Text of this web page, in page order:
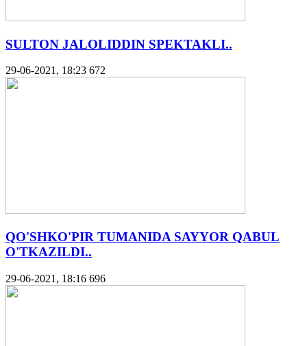
SULTON JALOLIDDIN SPEKTAKLI..
29-06-2021, 18:23 672
QO'SHKO'PIR TUMANIDA SAYYOR QABUL
O'TKAZILDI..
29-06-2021, 18:16 696